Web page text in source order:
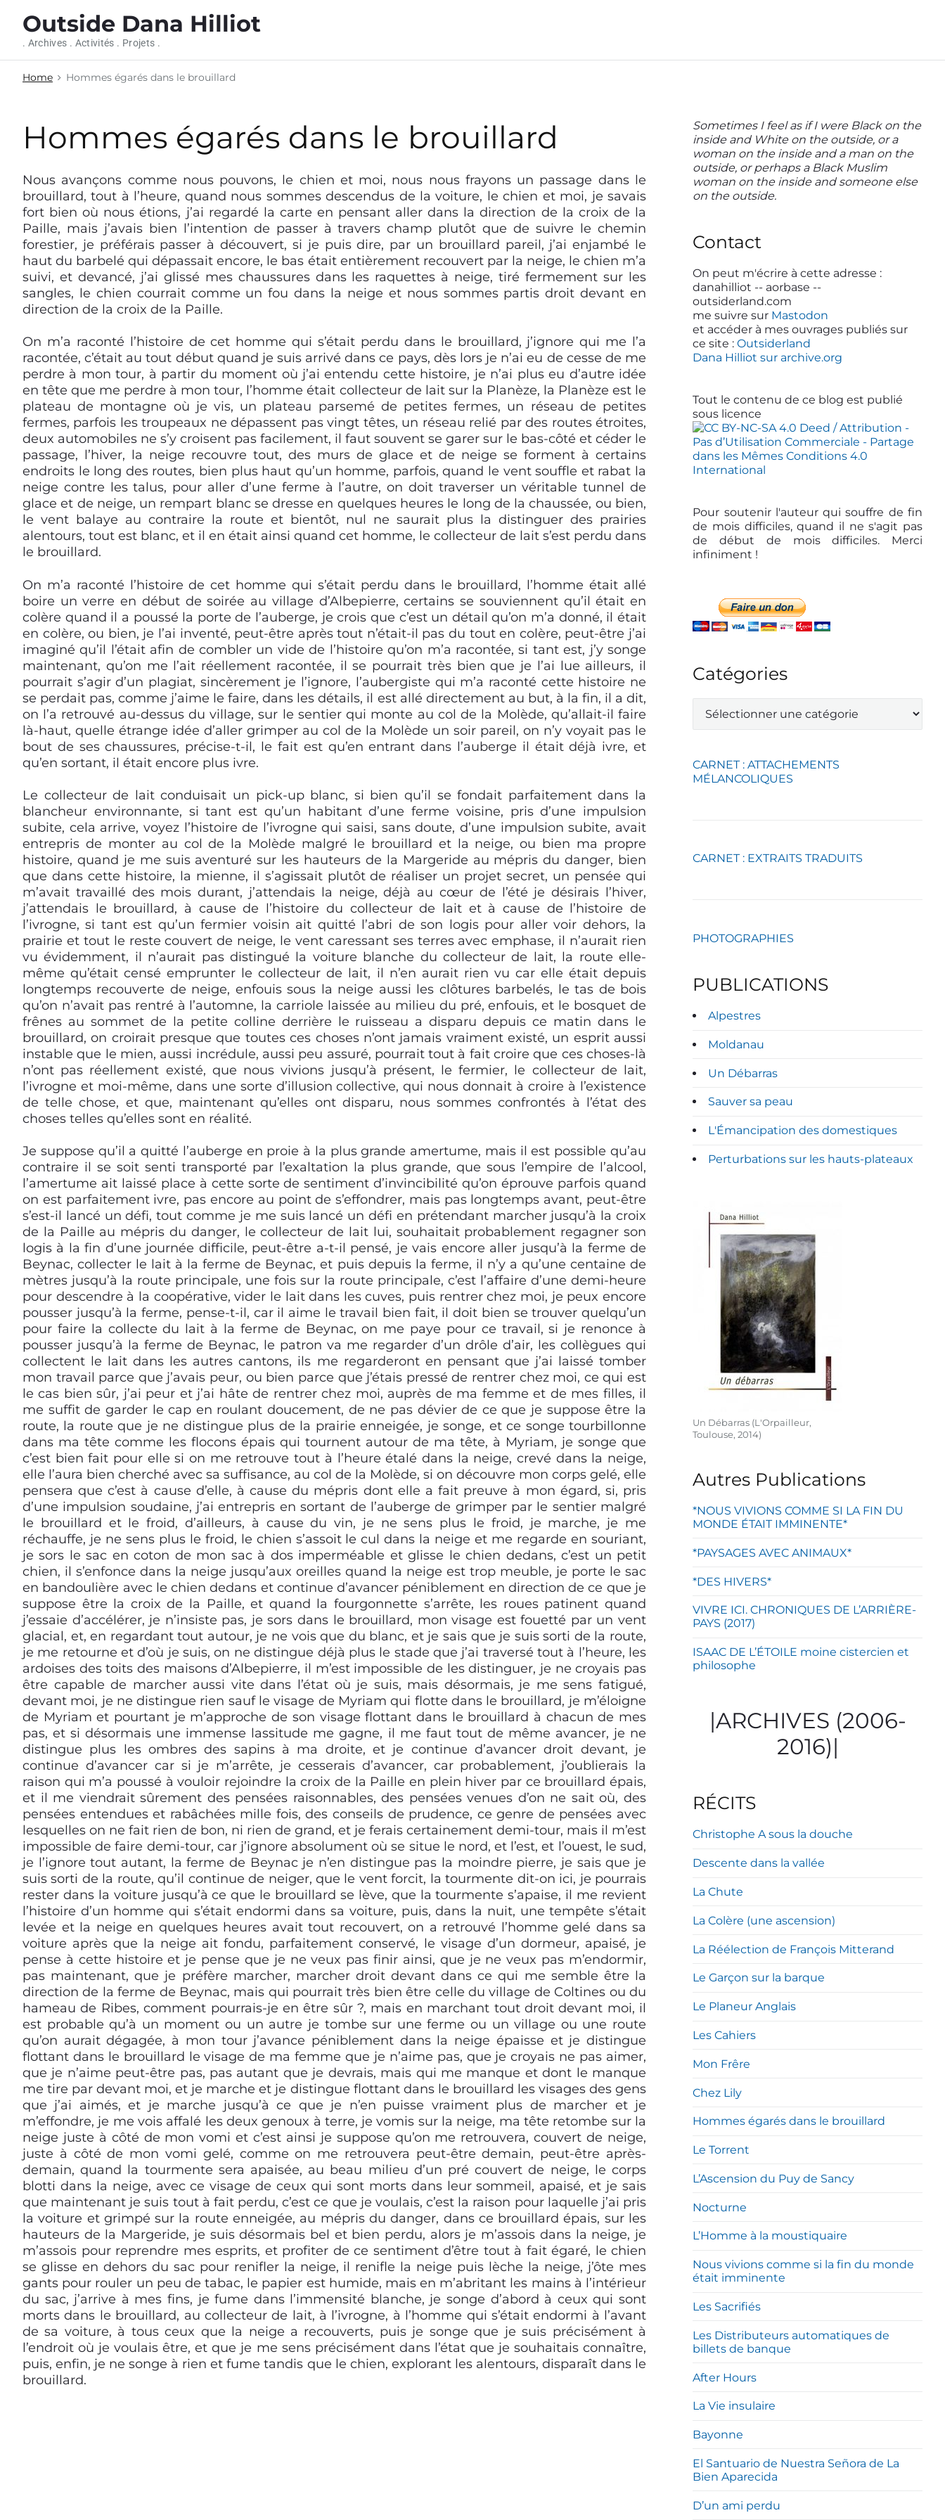
Outside Dana Hilliot
. Archives . Activités . Projets .
Home Hommes égarés dans le brouillard
Hommes égarés dans le brouillard
Nous avançons comme nous pouvons, le chien et moi, nous nous frayons un passage dans le
brouillard, tout à l’heure, quand nous sommes descendus de la voiture, le chien et moi, je savais
fort bien où nous étions, j’ai regardé la carte en pensant aller dans la direction de la croix de la
Paille, mais j’avais bien l’intention de passer à travers champ plutôt que de suivre le chemin
forestier, je préférais passer à découvert, si je puis dire, par un brouillard pareil, j’ai enjambé le
haut du barbelé qui dépassait encore, le bas était entièrement recouvert par la neige, le chien m’a
suivi, et devancé, j’ai glissé mes chaussures dans les raquettes à neige, tiré fermement sur les
sangles, le chien courrait comme un fou dans la neige et nous sommes partis droit devant en
direction de la croix de la Paille.
On m’a raconté l’histoire de cet homme qui s’était perdu dans le brouillard, j’ignore qui me l’a
racontée, c’était au tout début quand je suis arrivé dans ce pays, dès lors je n’ai eu de cesse de me
perdre à mon tour, à partir du moment où j’ai entendu cette histoire, je n’ai plus eu d’autre idée
en tête que me perdre à mon tour, l’homme était collecteur de lait sur la Planèze, la Planèze est le
plateau de montagne où je vis, un plateau parsemé de petites fermes, un réseau de petites
fermes, parfois les troupeaux ne dépassent pas vingt têtes, un réseau relié par des routes étroites,
deux automobiles ne s’y croisent pas facilement, il faut souvent se garer sur le bas-côté et céder le
passage, l’hiver, la neige recouvre tout, des murs de glace et de neige se forment à certains
endroits le long des routes, bien plus haut qu’un homme, parfois, quand le vent souffle et rabat la
neige contre les talus, pour aller d’une ferme à l’autre, on doit traverser un véritable tunnel de
glace et de neige, un rempart blanc se dresse en quelques heures le long de la chaussée, ou bien,
le vent balaye au contraire la route et bientôt, nul ne saurait plus la distinguer des prairies
alentours, tout est blanc, et il en était ainsi quand cet homme, le collecteur de lait s’est perdu dans
le brouillard.
On m’a raconté l’histoire de cet homme qui s’était perdu dans le brouillard, l’homme était allé
boire un verre en début de soirée au village d’Albepierre, certains se souviennent qu’il était en
colère quand il a poussé la porte de l’auberge, je crois que c’est un détail qu’on m’a donné, il était
en colère, ou bien, je l’ai inventé, peut-être après tout n’était-il pas du tout en colère, peut-être j’ai
imaginé qu’il l’était afin de combler un vide de l’histoire qu’on m’a racontée, si tant est, j’y songe
maintenant, qu’on me l’ait réellement racontée, il se pourrait très bien que je l’ai lue ailleurs, il
pourrait s’agir d’un plagiat, sincèrement je l’ignore, l’aubergiste qui m’a raconté cette histoire ne
se perdait pas, comme j’aime le faire, dans les détails, il est allé directement au but, à la fin, il a dit,
on l’a retrouvé au-dessus du village, sur le sentier qui monte au col de la Molède, qu’allait-il faire
là-haut, quelle étrange idée d’aller grimper au col de la Molède un soir pareil, on n’y voyait pas le
bout de ses chaussures, précise-t-il, le fait est qu’en entrant dans l’auberge il était déjà ivre, et
qu’en sortant, il était encore plus ivre.
Le collecteur de lait conduisait un pick-up blanc, si bien qu’il se fondait parfaitement dans la
blancheur environnante, si tant est qu’un habitant d’une ferme voisine, pris d’une impulsion
subite, cela arrive, voyez l’histoire de l’ivrogne qui saisi, sans doute, d’une impulsion subite, avait
entrepris de monter au col de la Molède malgré le brouillard et la neige, ou bien ma propre
histoire, quand je me suis aventuré sur les hauteurs de la Margeride au mépris du danger, bien
que dans cette histoire, la mienne, il s’agissait plutôt de réaliser un projet secret, un pensée qui
m’avait travaillé des mois durant, j’attendais la neige, déjà au cœur de l’été je désirais l’hiver,
j’attendais le brouillard, à cause de l’histoire du collecteur de lait et à cause de l’histoire de
l’ivrogne, si tant est qu’un fermier voisin ait quitté l’abri de son logis pour aller voir dehors, la
prairie et tout le reste couvert de neige, le vent caressant ses terres avec emphase, il n’aurait rien
vu évidemment, il n’aurait pas distingué la voiture blanche du collecteur de lait, la route elle-
même qu’était censé emprunter le collecteur de lait, il n’en aurait rien vu car elle était depuis
longtemps recouverte de neige, enfouis sous la neige aussi les clôtures barbelés, le tas de bois
qu’on n’avait pas rentré à l’automne, la carriole laissée au milieu du pré, enfouis, et le bosquet de
frênes au sommet de la petite colline derrière le ruisseau a disparu depuis ce matin dans le
brouillard, on croirait presque que toutes ces choses n’ont jamais vraiment existé, un esprit aussi
instable que le mien, aussi incrédule, aussi peu assuré, pourrait tout à fait croire que ces choses-là
n’ont pas réellement existé, que nous vivions jusqu’à présent, le fermier, le collecteur de lait,
l’ivrogne et moi-même, dans une sorte d’illusion collective, qui nous donnait à croire à l’existence
de telle chose, et que, maintenant qu’elles ont disparu, nous sommes confrontés à l’état des
choses telles qu’elles sont en réalité.
Je suppose qu’il a quitté l’auberge en proie à la plus grande amertume, mais il est possible qu’au
contraire il se soit senti transporté par l’exaltation la plus grande, que sous l’empire de l’alcool,
l’amertume ait laissé place à cette sorte de sentiment d’invincibilité qu’on éprouve parfois quand
on est parfaitement ivre, pas encore au point de s’effondrer, mais pas longtemps avant, peut-être
s’est-il lancé un défi, tout comme je me suis lancé un défi en prétendant marcher jusqu’à la croix
de la Paille au mépris du danger, le collecteur de lait lui, souhaitait probablement regagner son
logis à la fin d’une journée difficile, peut-être a-t-il pensé, je vais encore aller jusqu’à la ferme de
Beynac, collecter le lait à la ferme de Beynac, et puis depuis la ferme, il n’y a qu’une centaine de
mètres jusqu’à la route principale, une fois sur la route principale, c’est l’affaire d’une demi-heure
pour descendre à la coopérative, vider le lait dans les cuves, puis rentrer chez moi, je peux encore
pousser jusqu’à la ferme, pense-t-il, car il aime le travail bien fait, il doit bien se trouver quelqu’un
pour faire la collecte du lait à la ferme de Beynac, on me paye pour ce travail, si je renonce à
pousser jusqu’à la ferme de Beynac, le patron va me regarder d’un drôle d’air, les collègues qui
collectent le lait dans les autres cantons, ils me regarderont en pensant que j’ai laissé tomber
mon travail parce que j’avais peur, ou bien parce que j’étais pressé de rentrer chez moi, ce qui est
le cas bien sûr, j’ai peur et j’ai hâte de rentrer chez moi, auprès de ma femme et de mes filles, il
me suffit de garder le cap en roulant doucement, de ne pas dévier de ce que je suppose être la
route, la route que je ne distingue plus de la prairie enneigée, je songe, et ce songe tourbillonne
dans ma tête comme les flocons épais qui tournent autour de ma tête, à Myriam, je songe que
c’est bien fait pour elle si on me retrouve tout à l’heure étalé dans la neige, crevé dans la neige,
elle l’aura bien cherché avec sa suffisance, au col de la Molède, si on découvre mon corps gelé, elle
pensera que c’est à cause d’elle, à cause du mépris dont elle a fait preuve à mon égard, si, pris
d’une impulsion soudaine, j’ai entrepris en sortant de l’auberge de grimper par le sentier malgré
le brouillard et le froid, d’ailleurs, à cause du vin, je ne sens plus le froid, je marche, je me
réchauffe, je ne sens plus le froid, le chien s’assoit le cul dans la neige et me regarde en souriant,
je sors le sac en coton de mon sac à dos imperméable et glisse le chien dedans, c’est un petit
chien, il s’enfonce dans la neige jusqu’aux oreilles quand la neige est trop meuble, je porte le sac
en bandoulière avec le chien dedans et continue d’avancer péniblement en direction de ce que je
suppose être la croix de la Paille, et quand la fourgonnette s’arrête, les roues patinent quand
j’essaie d’accélérer, je n’insiste pas, je sors dans le brouillard, mon visage est fouetté par un vent
glacial, et, en regardant tout autour, je ne vois que du blanc, et je sais que je suis sorti de la route,
je me retourne et d’où je suis, on ne distingue déjà plus le stade que j’ai traversé tout à l’heure, les
ardoises des toits des maisons d’Albepierre, il m’est impossible de les distinguer, je ne croyais pas
être capable de marcher aussi vite dans l’état où je suis, mais désormais, je me sens fatigué,
devant moi, je ne distingue rien sauf le visage de Myriam qui flotte dans le brouillard, je m’éloigne
de Myriam et pourtant je m’approche de son visage flottant dans le brouillard à chacun de mes
pas, et si désormais une immense lassitude me gagne, il me faut tout de même avancer, je ne
distingue plus les ombres des sapins à ma droite, et je continue d’avancer droit devant, je
continue d’avancer car si je m’arrête, je cesserais d’avancer, car probablement, j’oublierais la
raison qui m’a poussé à vouloir rejoindre la croix de la Paille en plein hiver par ce brouillard épais,
et il me viendrait sûrement des pensées raisonnables, des pensées venues d’on ne sait où, des
pensées entendues et rabâchées mille fois, des conseils de prudence, ce genre de pensées avec
lesquelles on ne fait rien de bon, ni rien de grand, et je ferais certainement demi-tour, mais il m’est
impossible de faire demi-tour, car j’ignore absolument où se situe le nord, et l’est, et l’ouest, le sud,
je l’ignore tout autant, la ferme de Beynac je n’en distingue pas la moindre pierre, je sais que je
suis sorti de la route, qu’il continue de neiger, que le vent forcit, la tourmente dit-on ici, je pourrais
rester dans la voiture jusqu’à ce que le brouillard se lève, que la tourmente s’apaise, il me revient
l’histoire d’un homme qui s’était endormi dans sa voiture, puis, dans la nuit, une tempête s’était
levée et la neige en quelques heures avait tout recouvert, on a retrouvé l’homme gelé dans sa
voiture après que la neige ait fondu, parfaitement conservé, le visage d’un dormeur, apaisé, je
pense à cette histoire et je pense que je ne veux pas finir ainsi, que je ne veux pas m’endormir,
pas maintenant, que je préfère marcher, marcher droit devant dans ce qui me semble être la
direction de la ferme de Beynac, mais qui pourrait très bien être celle du village de Coltines ou du
hameau de Ribes, comment pourrais-je en être sûr ?, mais en marchant tout droit devant moi, il
est probable qu’à un moment ou un autre je tombe sur une ferme ou un village ou une route
qu’on aurait dégagée, à mon tour j’avance péniblement dans la neige épaisse et je distingue
flottant dans le brouillard le visage de ma femme que je n’aime pas, que je croyais ne pas aimer,
que je n’aime peut-être pas, pas autant que je devrais, mais qui me manque et dont le manque
me tire par devant moi, et je marche et je distingue flottant dans le brouillard les visages des gens
que j’ai aimés, et je marche jusqu’à ce que je n’en puisse vraiment plus de marcher et je
m’effondre, je me vois affalé les deux genoux à terre, je vomis sur la neige, ma tête retombe sur la
neige juste à côté de mon vomi et c’est ainsi je suppose qu’on me retrouvera, couvert de neige,
juste à côté de mon vomi gelé, comme on me retrouvera peut-être demain, peut-être après-
demain, quand la tourmente sera apaisée, au beau milieu d’un pré couvert de neige, le corps
blotti dans la neige, avec ce visage de ceux qui sont morts dans leur sommeil, apaisé, et je sais
que maintenant je suis tout à fait perdu, c’est ce que je voulais, c’est la raison pour laquelle j’ai pris
la voiture et grimpé sur la route enneigée, au mépris du danger, dans ce brouillard épais, sur les
hauteurs de la Margeride, je suis désormais bel et bien perdu, alors je m’assois dans la neige, je
m’assois pour reprendre mes esprits, et profiter de ce sentiment d’être tout à fait égaré, le chien
se glisse en dehors du sac pour renifler la neige, il renifle la neige puis lèche la neige, j’ôte mes
gants pour rouler un peu de tabac, le papier est humide, mais en m’abritant les mains à l’intérieur
du sac, j’arrive à mes fins, je fume dans l’immensité blanche, je songe d’abord à ceux qui sont
morts dans le brouillard, au collecteur de lait, à l’ivrogne, à l’homme qui s’était endormi à l’avant
de sa voiture, à tous ceux que la neige a recouverts, puis je songe que je suis précisément à
l’endroit où je voulais être, et que je me sens précisément dans l’état que je souhaitais connaître,
puis, enfin, je ne songe à rien et fume tandis que le chien, explorant les alentours, disparaît dans le
brouillard.
Sometimes I feel as if I were Black on the
inside and White on the outside, or a
woman on the inside and a man on the
outside, or perhaps a Black Muslim
woman on the inside and someone else
on the outside.
Contact
On peut m'écrire à cette adresse :
danahilliot -- aorbase --
outsiderland.com
me suivre sur Mastodon
et accéder à mes ouvrages publiés sur
ce site :Outsiderland
Dana Hilliot sur archive.org
Tout le contenu de ce blog est publié
sous licence
Pour soutenir l'auteur qui souffre de fin
de mois difficiles, quand il ne s'agit pas
de début de mois difficiles. Merci
infiniment !
Catégories
t
g
o
CARNET : ATTACHEMENTS
MÉLANCOLIQUES
CARNET : EXTRAITS TRADUITS
PHOTOGRAPHIES
PUBLICATIONS
Alpestres
Moldanau
Un Débarras
Sauver sa peau
L'Émancipation des domestiques
Perturbations sur les hauts-plateaux
Un Débarras (L'Orpailleur,
Toulouse, 2014)
Autres Publications
*NOUS VIVIONS COMME SI LA FIN DU
MONDE ÉTAIT IMMINENTE*
*PAYSAGES AVEC ANIMAUX*
*DES HIVERS*
VIVRE ICI. CHRONIQUES DE L’ARRIÈRE-
PAYS (2017)
ISAAC DE L’ÉTOILE moine cistercien et
philosophe
|ARCHIVES (2006-
2016)|
RÉCITS
Christophe A sous la douche
Descente dans la vallée
La Chute
La Colère (une ascension)
La Réélection de François Mitterand
Le Garçon sur la barque
Le Planeur Anglais
Les Cahiers
Mon Frêre
Chez Lily
Hommes égarés dans le brouillard
Le Torrent
L’Ascension du Puy de Sancy
Nocturne
L’Homme à la moustiquaire
Nous vivions comme si la fin du monde
était imminente
Les Sacrifiés
Les Distributeurs automatiques de
billets de banque
After Hours
La Vie insulaire
Bayonne
El Santuario de Nuestra Señora de La
Bien Aparecida
D’un ami perdu